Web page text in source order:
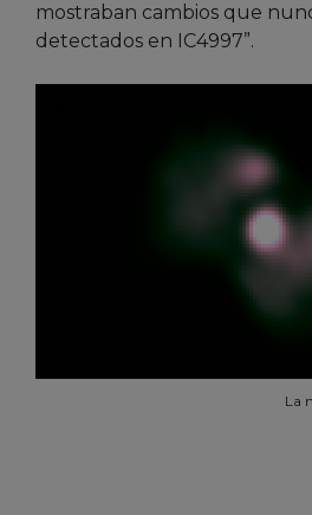
mostraban cambios que
detectados en IC4997”.
La